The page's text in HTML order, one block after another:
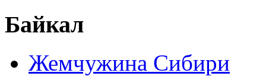
Байкал
Жемчужина Сибири